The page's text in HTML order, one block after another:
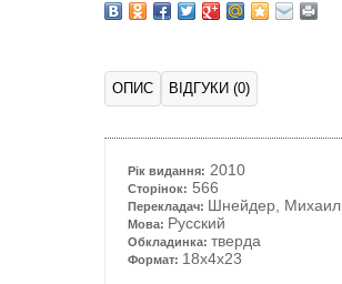
ОПИС ВІДГУКИ (0)
Рік видання: 2010
Сторінок: 566
Перекладач: Шнейдер, Михаил
Мова: Русский
Обкладинка: тверда
Формат: 18x4x23